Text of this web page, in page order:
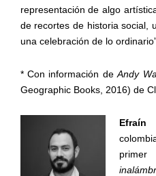
representación de algo
de recortes de historia social,
una celebración de lo
* Con información deAndy
Geographic Books, 2016) de